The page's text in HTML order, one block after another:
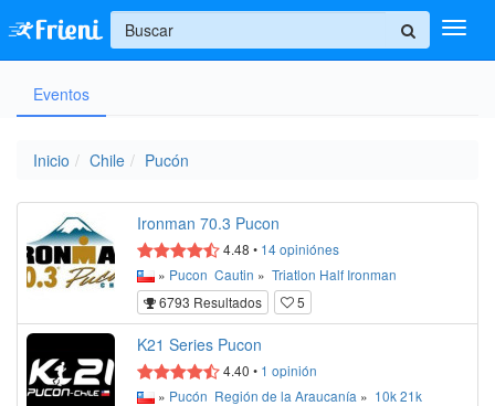
Ingresar
+
Eventos
Inicio Chile Pucón
Ironman 70.3 Pucon
4.48 • 14opiniónes
» Pucon Cautin » Triatlon Half Ironman
6793 Resultados
5
K21 Series Pucon
4.40 • 1 opinión
» Pucón Región de la Araucanía » 10k21k